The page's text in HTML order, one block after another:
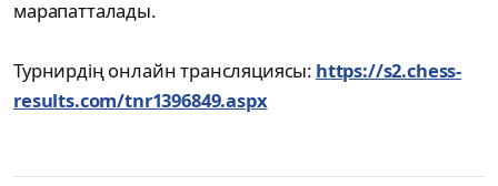
марапатталады.
Турнирдің онлайн трансляциясы: https://s2.chess-
results.com/tnr1396849.aspx